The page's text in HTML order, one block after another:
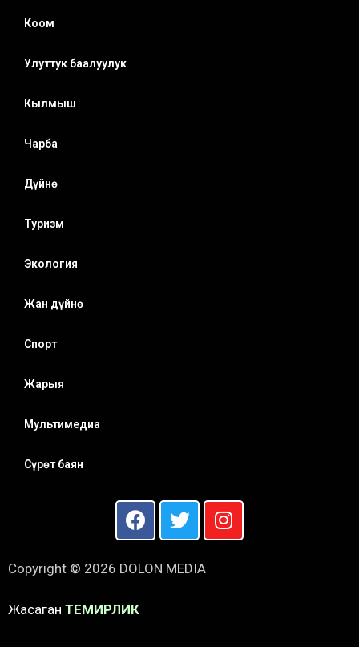
Коом
Улуттук баалуулук
Кылмыш
Чарба
Дүйнө
Туризм
Экология
Жан дүйнө
Спорт
Жарыя
Мультимедиа
Сүрөт баян
Copyright © 2026 DOLON MEDIA
Жасаган ТЕМИРЛИК